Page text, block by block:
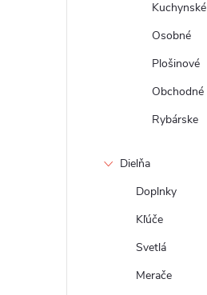
Kuchynské
Osobné
Plošinové
Obchodné
Rybárske
Dielňa
Doplnky
Kľúče
Svetlá
Merače